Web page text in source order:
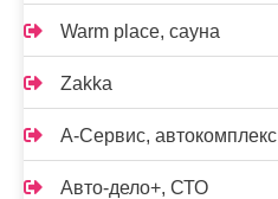
Warm place, сауна
Zakka
А-Сервис, автокомплекс
Авто-дело+, СТО